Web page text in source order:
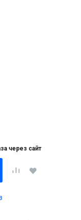
через сайт